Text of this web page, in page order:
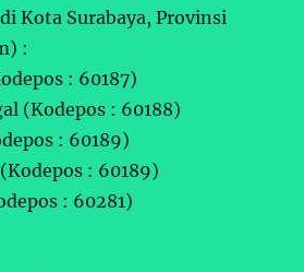
Kota Surabaya, Provinsi
:
: 60187)
(Kodepos : 60188)
: 60189)
: 60189)
: 60281)